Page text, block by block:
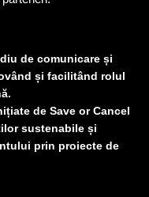
de comunicare și
și facilitând rolul
de Save or Cancel
sustenabile și
prin proiecte de